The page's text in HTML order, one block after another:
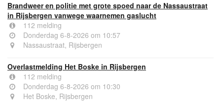
Brandweer en politie met grote spoed naar de Nassaustraat
in Rijsbergen vanwege waarnemen gaslucht
112 melding
Donderdag 6-8-2026 om 10:57
Nassaustraat, Rijsbergen
Overlastmelding Het Boske in Rijsbergen
112 melding
Donderdag 6-8-2026 om 10:30
Het Boske, Rijsbergen